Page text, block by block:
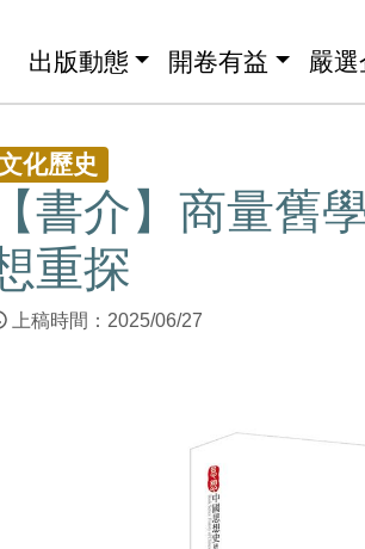
出版動態 開卷有益 嚴選
化歷史
【書介】商量舊
重探
上稿時間：2025/06/27